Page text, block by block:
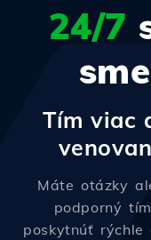
24/7
Tím viac
Máte otázky
podporný
poskytnúť rýchle